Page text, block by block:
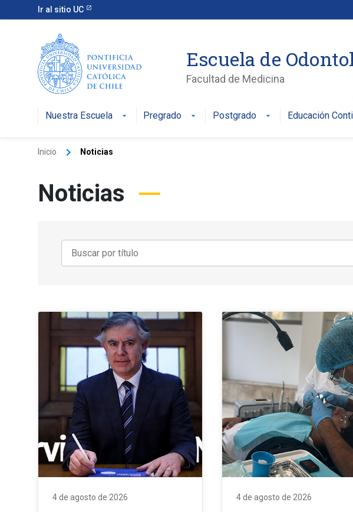
Ir al sitio UC
Escuela de
Facultad de Medicina
Nuestra Escuela Pregrado Postgrado Educación
Inicio keyboard_arrow_right Noticias
Noticias
4 de agosto de 2026 4 de agosto de 2026